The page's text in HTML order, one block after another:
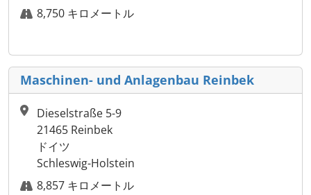
8,750 キロメートル
Maschinen- und Anlagenbau Reinbek
Dieselstraße 5-9
21465 Reinbek
ドイツ
Schleswig-Holstein
8,857 キロメートル